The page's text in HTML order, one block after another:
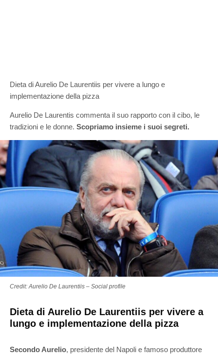
Dieta di Aurelio De Laurentiis per vivere a lungo e
implementazione della pizza
Aurelio De Laurentis commenta il suo rapporto con il cibo, le
tradizioni e le donne. Scopriamo insieme i suoi segreti.
Credit: Aurelio De Laurentiis – Social profile
Dieta di Aurelio De Laurentiis per vivere a
lungo e implementazione della pizza
Secondo Aurelio, presidente del Napoli e famoso produttore